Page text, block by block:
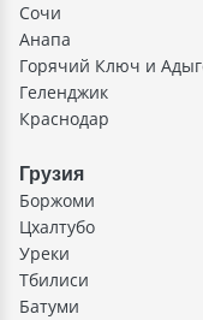
Сочи
Анапа
Горячий Ключ и
Геленджик
Краснодар
Грузия
Боржоми
Цхалтубо
Уреки
Тбилиси
Батуми